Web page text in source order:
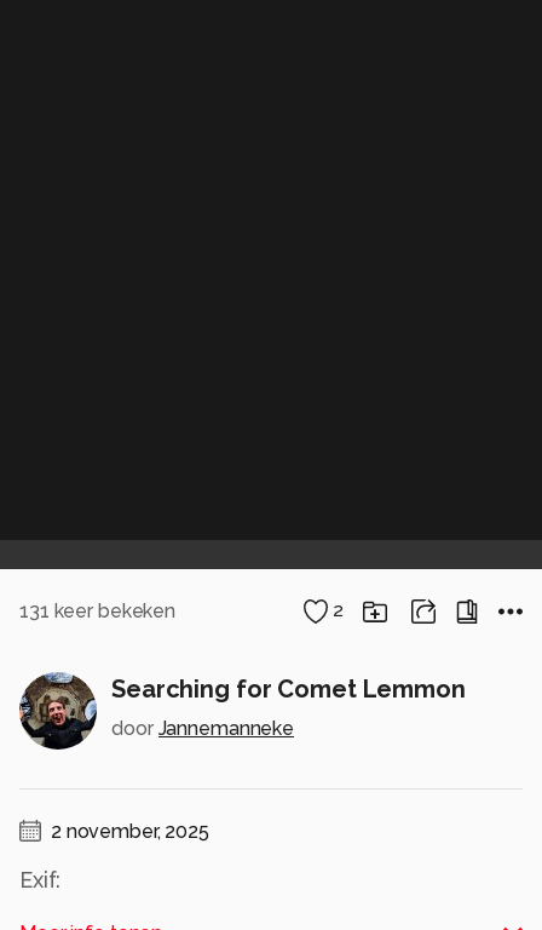
131 keer bekeken 2
Searching for Comet Lemmon
door Jannemanneke
2 november, 2025
Exif: